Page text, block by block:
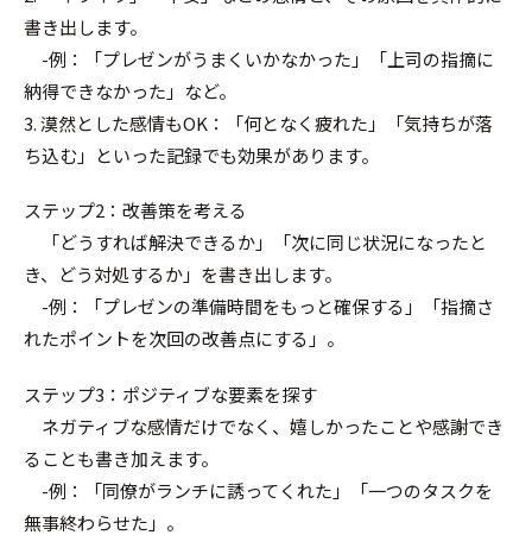
書き出します。
-例：「プレゼンがうまくいかなかった」「上司の指摘に
納得できなかった」など。
3. 漠然とした感情もOK：「何となく疲れた」「気持ちが落
ち込む」といった記録でも効果があります。
ステップ2：改善策を考える
「どうすれば解決できるか」「次に同じ状況になったと
き、どう対処するか」を書き出します。
-例：「プレゼンの準備時間をもっと確保する」「指摘さ
れたポイントを次回の改善点にする」。
ステップ3：ポジティブな要素を探す
ネガティブな感情だけでなく、嬉しかったことや感謝でき
ることも書き加えます。
-例：「同僚がランチに誘ってくれた」「一つのタスクを
無事終わらせた」。